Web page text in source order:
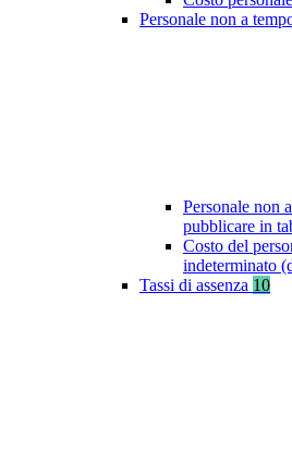
Personale non a
Personale non
pubblicare in
Costo del
indeterminato
Tassi di assenza 10